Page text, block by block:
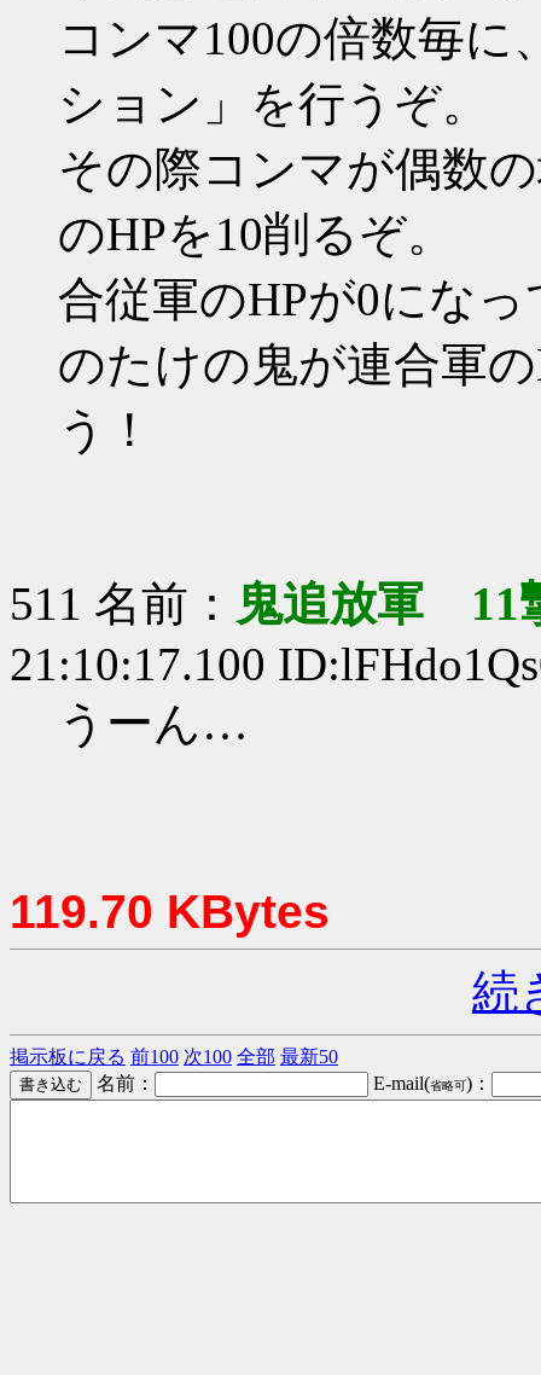
コンマ100の倍数毎
ション」を行うぞ。
その際コンマが偶数
のHPを10削るぞ。
合従軍のHPが0にな
のたけの鬼が連合軍
う！
511 名前： 鬼追放軍 11
21:10:17.100
うーん…
119.70 KBytes
続
掲示板に戻る 前100 次100 全部 最新50
名前：
E-mail(省略可)：